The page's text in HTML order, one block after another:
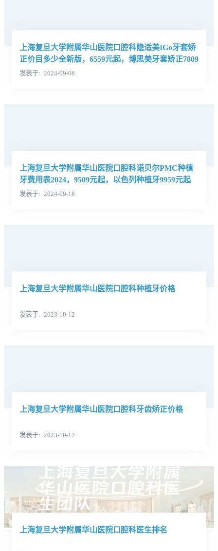
上海复旦大学附属华山医院口腔科隐适美IGo牙套矫
正价目多少全新版，6559元起，博思美牙套矫正7809
元起
发表于 2024-09-06
上海复旦大学附属华山医院口腔科诺贝尔PMC种植
牙费用表2024，9509元起，以色列种植牙9959元起
发表于 2024-09-18
上海复旦大学附属华山医院口腔科种植牙价格
发表于 2023-10-12
上海复旦大学附属华山医院口腔科牙齿矫正价格
发表于 2023-10-12
上海复旦大学附属华山医院口腔科医生排名